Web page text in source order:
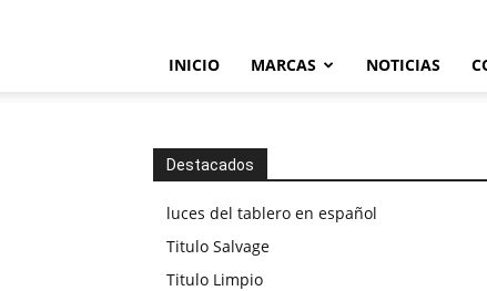
INICIO MARCAS NOTICIAS
Destacados
luces del tablero en español
Titulo Salvage
Titulo Limpio